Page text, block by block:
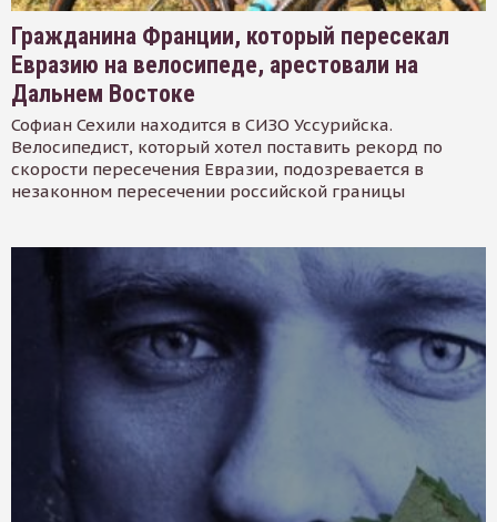
Гражданина Франции, который пересекал
Евразию на велосипеде, арестовали на
Дальнем Востоке
Софиан Сехили находится в СИЗО Уссурийска.
Велосипедист, который хотел поставить рекорд по
скорости пересечения Евразии, подозревается в
незаконном пересечении российской границы